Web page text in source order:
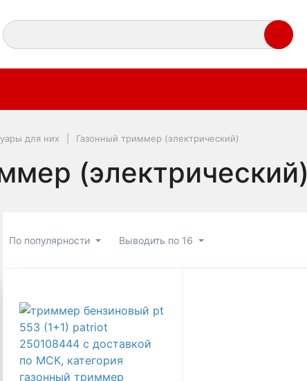
для них Газонный триммер (электрический)
(электрический)
По популярности Выводить по 16